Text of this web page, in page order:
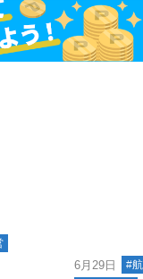
6月29日 #